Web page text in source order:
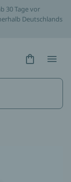
30 Tage vor
Deutschlands
Hidden